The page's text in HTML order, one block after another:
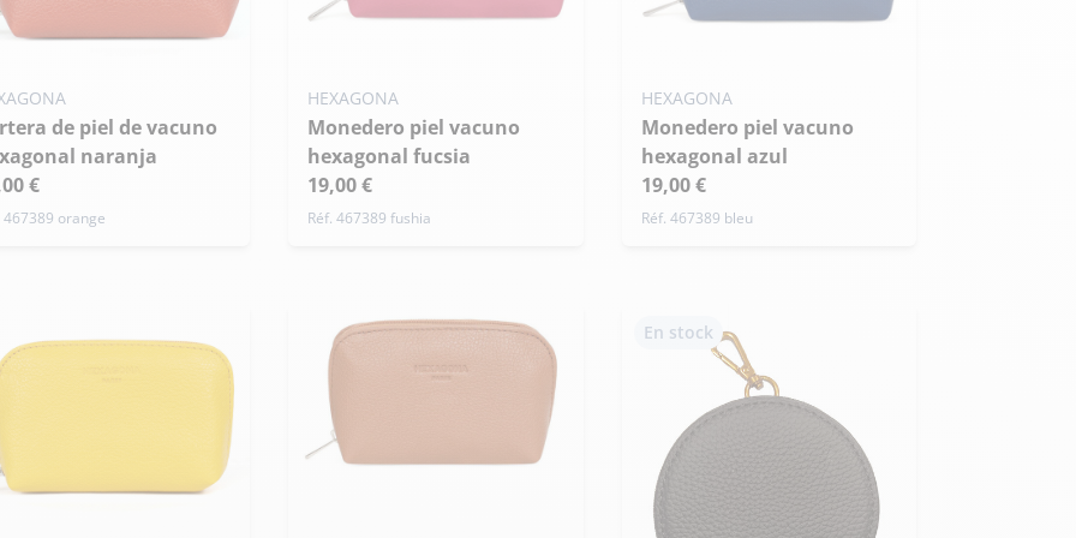
Pantalones, vestidos y
faldas de cuero
Jupe
Cadeaux pour elle
Chaqueta de plumón de
cuero
Cadeaux pour lui
Patrouille de
France
Marine
Nationale
naranja
€
467389 orange
HEXAGONA
Monedero piel vacuno
hexagonal fucsia
19,00 €
Réf. 467389 fushia
HEXAGONA
Monedero piel vacuno
hexagonal azul
19,00 €
Réf. 467389 bleu
En stock